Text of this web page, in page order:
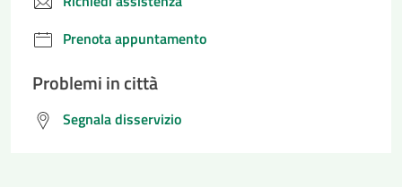
Prenota appuntamento
Problemi in città
Segnala disservizio